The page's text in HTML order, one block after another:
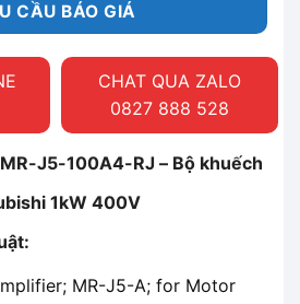
CẦU BÁO GIÁ
CHAT QUA ZALO
0827 888 528
J5-100A4-RJ – Bộ khuếch
1kW 400V
MR-J5-A; for Motor